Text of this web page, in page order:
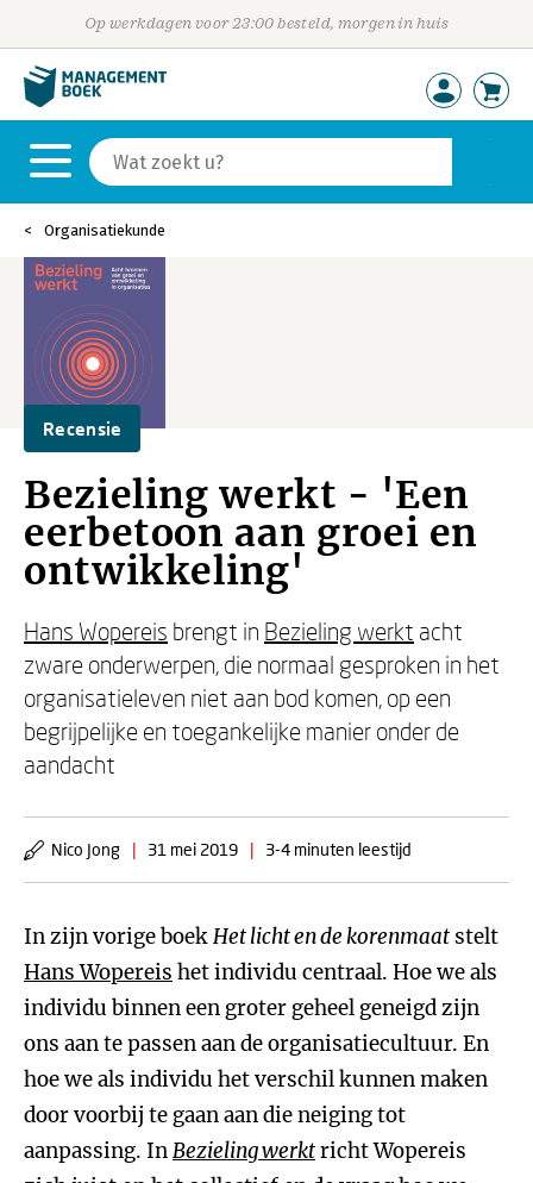
Op werkdagen voor 23:00 besteld, morgen in huis
Organisatiekunde
Recensie
Bezieling werkt - 'Een
eerbetoon aan groei en
ontwikkeling'
Hans Wopereis brengt in Bezieling werkt acht
zware onderwerpen, die normaal gesproken in het
organisatieleven niet aan bod komen, op een
begrijpelijke en toegankelijke manier onder de
aandacht
Nico Jong | 31 mei 2019 | 3-4 minuten leestijd
In zijn vorige boekHet licht en de korenmaat stelt
Hans Wopereis het individu centraal. Hoe we als
individu binnen een groter geheel geneigd zijn
ons aan te passen aan de organisatiecultuur. En
hoe we als individu het verschil kunnen maken
door voorbij te gaan aan die neiging tot
aanpassing. InBezieling werktricht Wopereis